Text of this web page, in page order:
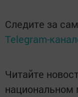
Следите за
Telegram-
Читайте